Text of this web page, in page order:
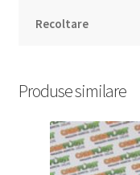
Recoltare
Produse similare